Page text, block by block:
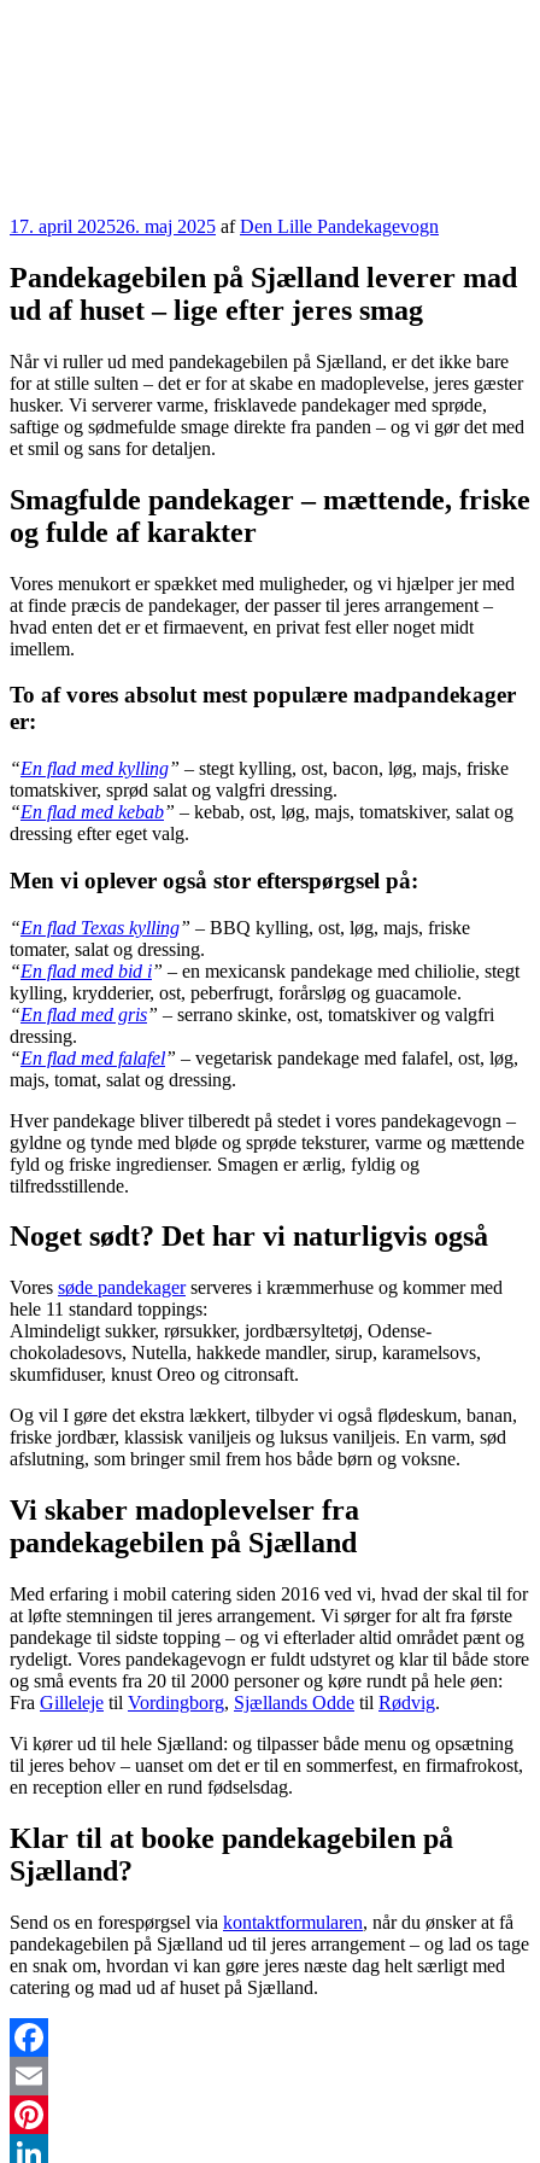
Udgivet
17. april 202526. maj 2025 afDen Lille Pandekagevogn
Pandekagebilen på Sjælland leverer mad
ud af huset – lige efter jeres smag
Når vi ruller ud med pandekagebilen på Sjælland, er det ikke bare
for at stille sulten – det er for at skabe en madoplevelse, jeres gæster
husker. Vi serverer varme, frisklavede pandekager med sprøde,
saftige og sødmefulde smage direkte fra panden – og vi gør det med
et smil og sans for detaljen.
Smagfulde pandekager – mættende, friske
og fulde af karakter
Vores menukort er spækket med muligheder, og vi hjælper jer med
at finde præcis de pandekager, der passer til jeres arrangement –
hvad enten det er et firmaevent, en privat fest eller noget midt
imellem.
To af vores absolut mest populære madpandekager
er:
“En flad med kylling” – stegt kylling, ost, bacon, løg, majs, friske
tomatskiver, sprød salat og valgfri dressing.
“En flad med kebab” – kebab, ost, løg, majs, tomatskiver, salat og
dressing efter eget valg.
Men vi oplever også stor efterspørgsel på:
“En flad Texas kylling” – BBQ kylling, ost, løg, majs, friske
tomater, salat og dressing.
“En flad med bid i” – en mexicansk pandekage med chiliolie, stegt
kylling, krydderier, ost, peberfrugt, forårsløg og guacamole.
“En flad med gris” – serrano skinke, ost, tomatskiver og valgfri
dressing.
“En flad med falafel” – vegetarisk pandekage med falafel, ost, løg,
majs, tomat, salat og dressing.
Hver pandekage bliver tilberedt på stedet i vores pandekagevogn –
gyldne og tynde med bløde og sprøde teksturer, varme og mættende
fyld og friske ingredienser. Smagen er ærlig, fyldig og
tilfredsstillende.
Noget sødt? Det har vi naturligvis også
Vores søde pandekagerserveres i kræmmerhuse og kommer med
hele 11 standard toppings:
Almindeligt sukker, rørsukker, jordbærsyltetøj, Odense-
chokoladesovs, Nutella, hakkede mandler, sirup, karamelsovs,
skumfiduser, knust Oreo og citronsaft.
Og vil I gøre det ekstra lækkert, tilbyder vi også flødeskum, banan,
friske jordbær, klassisk vaniljeis og luksus vaniljeis. En varm, sød
afslutning, som bringer smil frem hos både børn og voksne.
Vi skaber madoplevelser fra
pandekagebilen på Sjælland
Med erfaring i mobil catering siden 2016 ved vi, hvad der skal til for
at løfte stemningen til jeres arrangement. Vi sørger for alt fra første
pandekage til sidste topping – og vi efterlader altid området pænt og
rydeligt. Vores pandekagevogn er fuldt udstyret og klar til både store
og små events fra 20 til 2000 personer og køre rundt på hele øen:
Fra Gilleleje til Vordingborg, Sjællands Odde til Rødvig.
Vi kører ud til hele Sjælland: og tilpasser både menu og opsætning
til jeres behov – uanset om det er til en sommerfest, en firmafrokost,
en reception eller en rund fødselsdag.
Klar til at booke pandekagebilen på
Sjælland?
Send os en forespørgsel via kontaktformularen, når du ønsker at få
pandekagebilen på Sjælland ud til jeres arrangement – og lad os tage
en snak om, hvordan vi kan gøre jeres næste dag helt særligt med
catering og mad ud af huset på Sjælland.
Facebook
Email
Pinterest